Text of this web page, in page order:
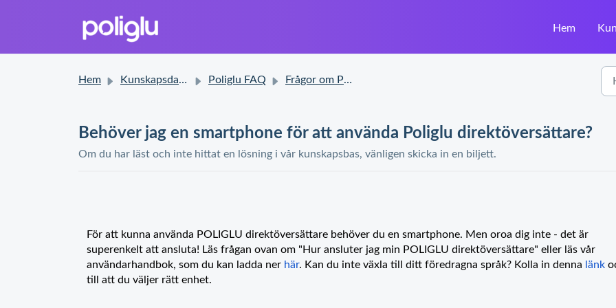
Hem
Hem Kunskapsdatabas Poliglu FAQ Frågor om Poliglu
Behöver jag en smartphone för att använda Poliglu direktöversättare?
Om du har läst och inte hittat en lösning i vår kunskapsbas, vänligen skicka in en biljett.
För att kunna använda POLIGLU direktöversättare behöver du en smartphone. Men oroa dig inte - det är
superenkelt att ansluta! Läs frågan ovan om "Hur ansluter jag min POLIGLU direktöversättare" eller läs vår
användarhandbok, som du kan ladda ner här. Kan du inte växla till ditt föredragna språk? Kolla in denna länk
till att du väljer rätt enhet.